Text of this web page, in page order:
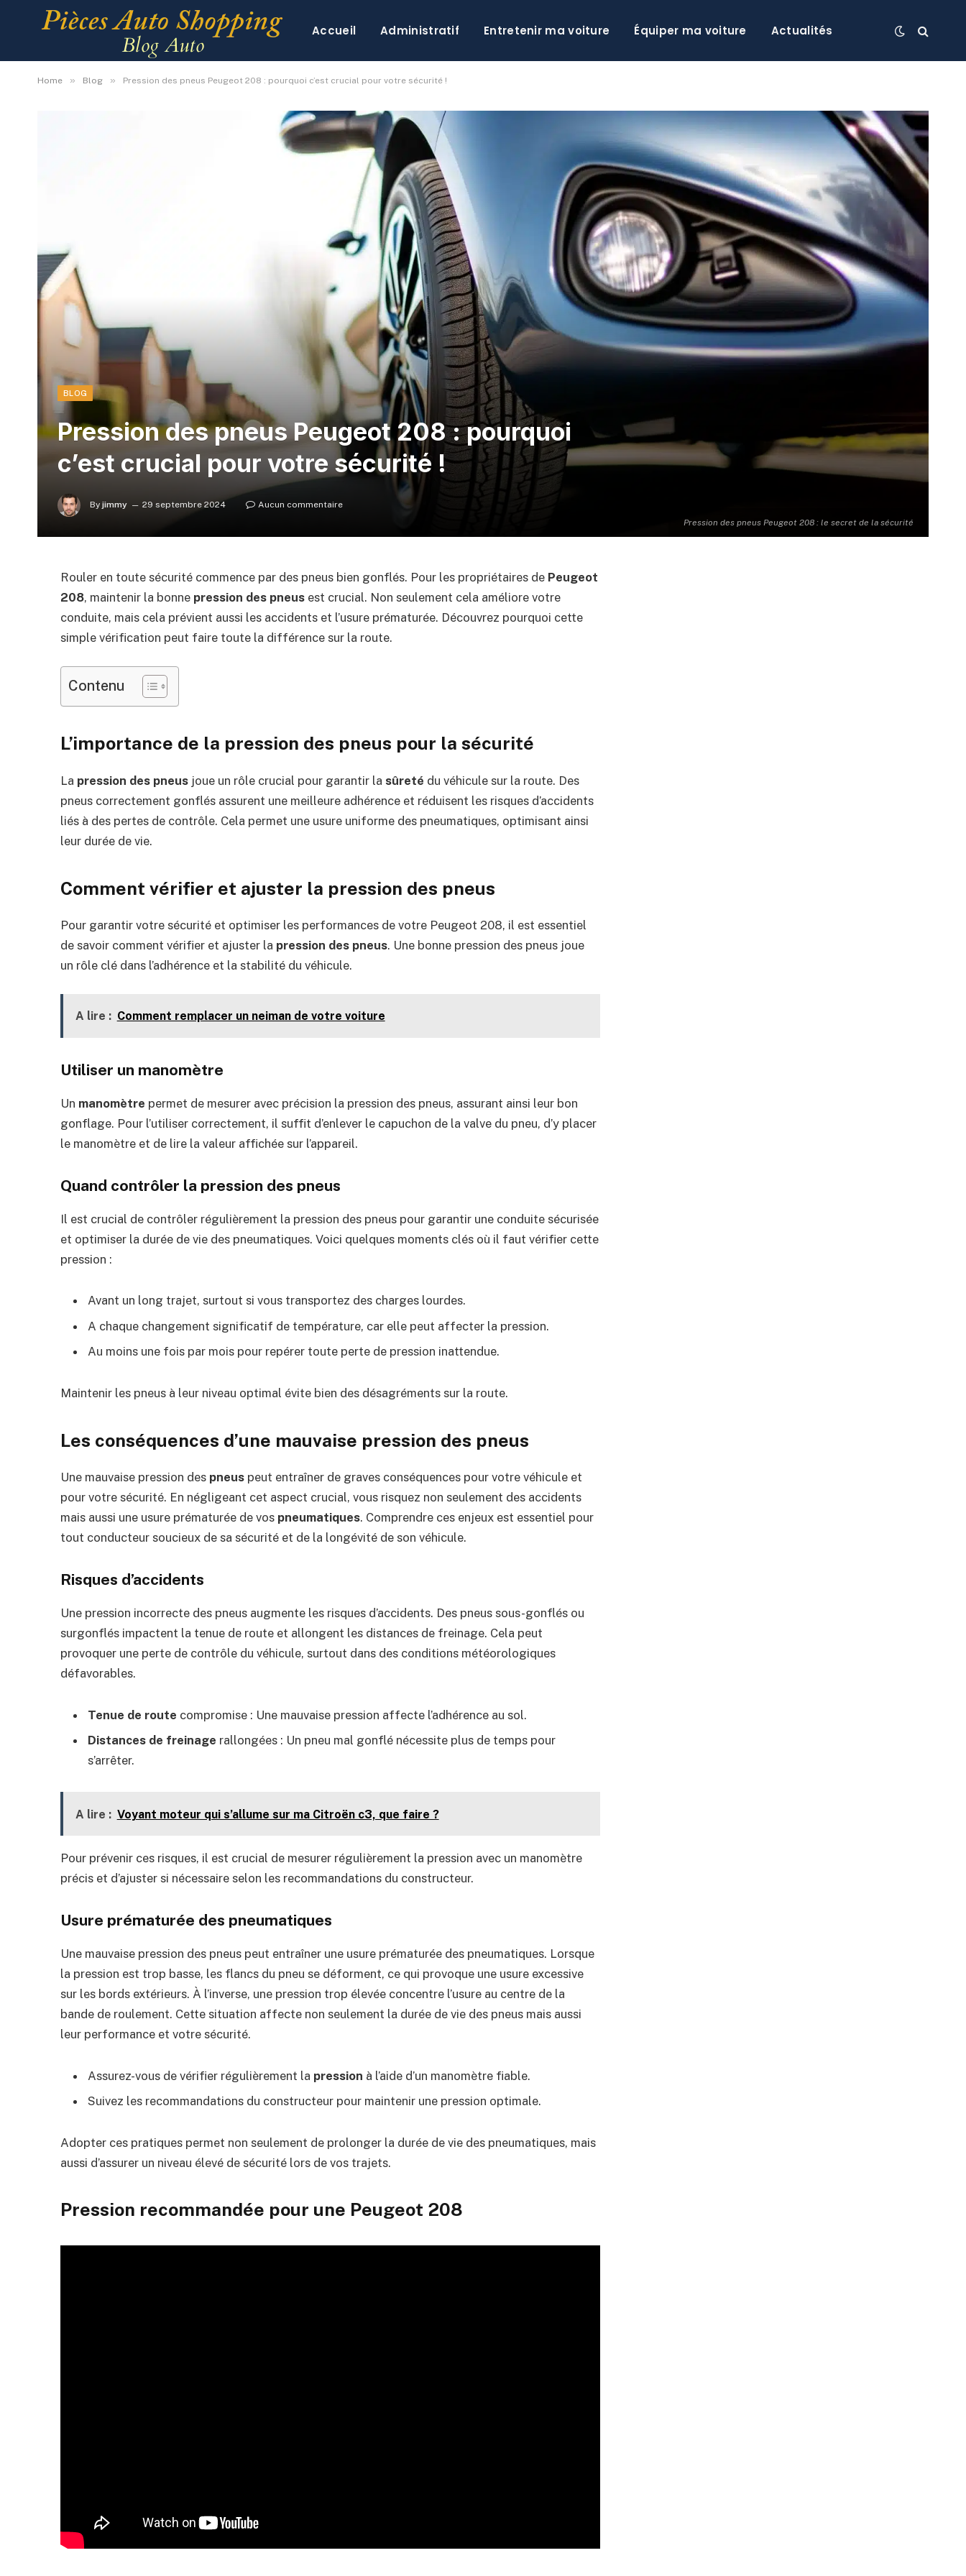
Accueil Administratif Entretenir ma voiture Équiper ma voiture Actualités
Home » Blog » Pression des pneus Peugeot 208 : pourquoi c’est crucial pour votre sécurité !
Pression des pneus Peugeot 208 : le secret de la sécurité
BLOG
Pression des pneus Peugeot 208 : pourquoi
c’est crucial pour votre sécurité !
By jimmy 29 septembre 2024 Aucun commentaire
Rouler en toute sécurité commence par des pneus bien gonflés. Pour les propriétaires de Peugeot
208, maintenir la bonne pression des pneus est crucial. Non seulement cela améliore votre
conduite, mais cela prévient aussi les accidents et l’usure prématurée. Découvrez pourquoi cette
simple vérification peut faire toute la différence sur la route.
Contenu
L’importance de la pression des pneus pour la sécurité
La pression des pneus joue un rôle crucial pour garantir lasûreté du véhicule sur la route. Des
pneus correctement gonflés assurent une meilleure adhérence et réduisent les risques d’accidents
liés à des pertes de contrôle. Cela permet une usure uniforme des pneumatiques, optimisant ainsi
leur durée de vie.
Comment vérifier et ajuster la pression des pneus
Pour garantir votre sécurité et optimiser les performances de votre Peugeot 208, il est essentiel
de savoir comment vérifier et ajuster la pression des pneus. Une bonne pression des pneus joue
un rôle clé dans l’adhérence et la stabilité du véhicule.
A lire : Comment remplacer un neiman de votre voiture
Utiliser un manomètre
Un manomètre permet de mesurer avec précision la pression des pneus, assurant ainsi leur bon
gonflage. Pour l’utiliser correctement, il suffit d’enlever le capuchon de la valve du pneu, d’y placer
le manomètre et de lire la valeur affichée sur l’appareil.
Quand contrôler la pression des pneus
Il est crucial de contrôler régulièrement la pression des pneus pour garantir une conduite sécurisée
et optimiser la durée de vie des pneumatiques. Voici quelques moments clés où il faut vérifier cette
pression :
Avant un long trajet, surtout si vous transportez des charges lourdes.
A chaque changement significatif de température, car elle peut affecter la pression.
Au moins une fois par mois pour repérer toute perte de pression inattendue.
Maintenir les pneus à leur niveau optimal évite bien des désagréments sur la route.
Les conséquences d’une mauvaise pression des pneus
Une mauvaise pression des pneus peut entraîner de graves conséquences pour votre véhicule et
pour votre sécurité. En négligeant cet aspect crucial, vous risquez non seulement des accidents
mais aussi une usure prématurée de vos pneumatiques. Comprendre ces enjeux est essentiel pour
tout conducteur soucieux de sa sécurité et de la longévité de son véhicule.
Risques d’accidents
Une pression incorrecte des pneus augmente les risques d’accidents. Des pneus sous-gonflés ou
surgonflés impactent la tenue de route et allongent les distances de freinage. Cela peut
provoquer une perte de contrôle du véhicule, surtout dans des conditions météorologiques
défavorables.
Tenue de route compromise : Une mauvaise pression affecte l’adhérence au sol.
Distances de freinage rallongées : Un pneu mal gonflé nécessite plus de temps pour
s’arrêter.
A lire : Voyant moteur qui s’allume sur ma Citroën c3, que faire ?
Pour prévenir ces risques, il est crucial de mesurer régulièrement la pression avec un manomètre
précis et d’ajuster si nécessaire selon les recommandations du constructeur.
Usure prématurée des pneumatiques
Une mauvaise pression des pneus peut entraîner une usure prématurée des pneumatiques. Lorsque
la pression est trop basse, les flancs du pneu se déforment, ce qui provoque une usure excessive
sur les bords extérieurs. À l’inverse, une pression trop élevée concentre l’usure au centre de la
bande de roulement. Cette situation affecte non seulement la durée de vie des pneus mais aussi
leur performance et votre sécurité.
Assurez-vous de vérifier régulièrement la pression à l’aide d’un manomètre fiable.
Suivez les recommandations du constructeur pour maintenir une pression optimale.
Adopter ces pratiques permet non seulement de prolonger la durée de vie des pneumatiques, mais
aussi d’assurer un niveau élevé de sécurité lors de vos trajets.
Pression recommandée pour une Peugeot 208